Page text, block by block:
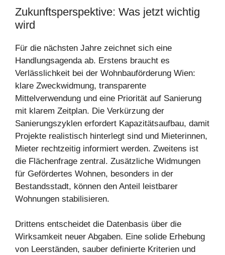
Zukunftsperspektive: Was jetzt wichtig
wird
Für die nächsten Jahre zeichnet sich eine
Handlungsagenda ab. Erstens braucht es
Verlässlichkeit bei der Wohnbauförderung Wien:
klare Zweckwidmung, transparente
Mittelverwendung und eine Priorität auf Sanierung
mit klarem Zeitplan. Die Verkürzung der
Sanierungszyklen erfordert Kapazitätsaufbau, damit
Projekte realistisch hinterlegt sind und Mieterinnen,
Mieter rechtzeitig informiert werden. Zweitens ist
die Flächenfrage zentral. Zusätzliche Widmungen
für Gefördertes Wohnen, besonders in der
Bestandsstadt, können den Anteil leistbarer
Wohnungen stabilisieren.
Drittens entscheidet die Datenbasis über die
Wirksamkeit neuer Abgaben. Eine solide Erhebung
von Leerständen, sauber definierte Kriterien und